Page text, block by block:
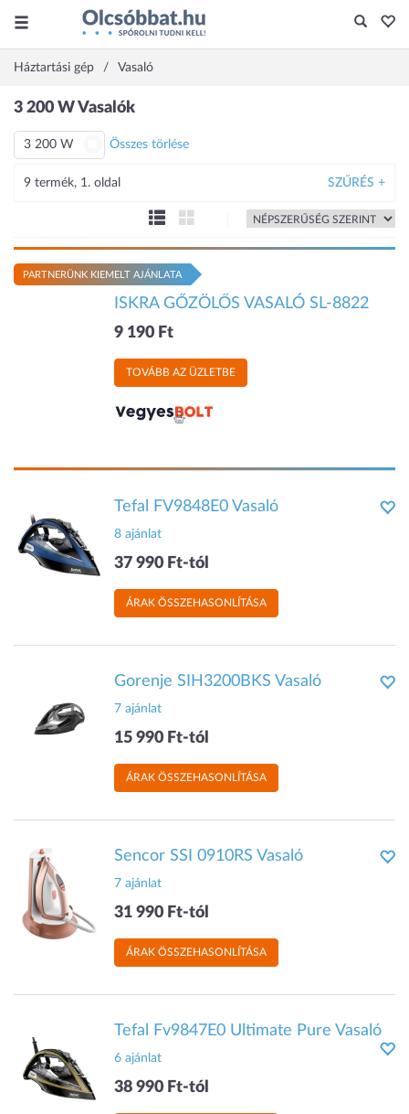
Háztartási gép Vasaló
3 200 W Vasalók
3 200 W Összes törlése
9 termék, 1. oldal SZŰRÉS +
PARTNERÜNK KIEMELT AJÁNLATA
ISKRA GŐZÖLŐS VASALÓ SL-8822
9 190 Ft
TOVÁBB AZ ÜZLETBE
Tefal FV9848E0 Vasaló
8 ajánlat
37 990 Ft-tól
ÁRAK ÖSSZEHASONLÍTÁSA
Gorenje SIH3200BKS Vasaló
7 ajánlat
15 990 Ft-tól
ÁRAK ÖSSZEHASONLÍTÁSA
Sencor SSI 0910RS Vasaló
7 ajánlat
31 990 Ft-tól
ÁRAK ÖSSZEHASONLÍTÁSA
Tefal Fv9847E0 Ultimate Pure Vasaló
6 ajánlat
38 990 Ft-tól